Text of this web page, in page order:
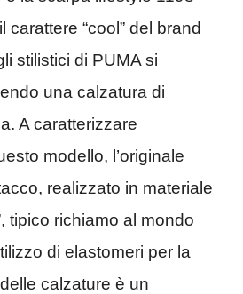
carattere “cool” del brand
stilistici di PUMA si
una calzatura di
A caratterizzare
modello, l’originale
realizzato in materiale
tipico richiamo al mondo
di elastomeri per la
calzature è un